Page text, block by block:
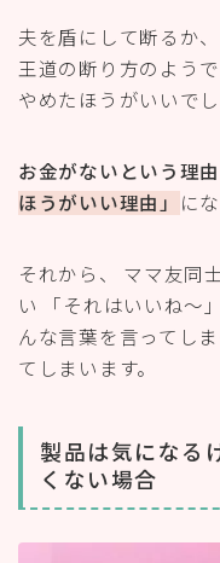
夫を盾にして断るか、
王道の断り方のよう
やめたほうがいいでし
お金がないという理由
ほうがいい理由」 に
それから、 ママ友同
い 「それはいいね～
んな言葉を言ってし
てしまいます。
製品は気になる
くない場合